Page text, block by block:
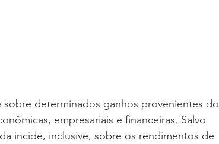
determinados ganhos provenientes do
empresariais e financeiras. Salvo
incide, inclusive, sobre os rendimentos de